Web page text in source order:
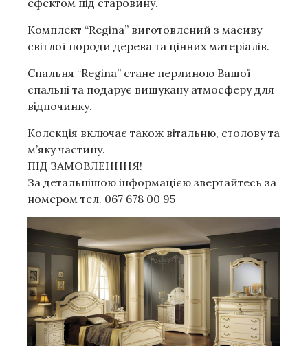
Комплект “Regina” виготовлений з масиву
світлої породи дерева та цінних матеріалів.
Спальня “Regina” стане перлиною Вашої
спальні та подарує вишукану атмосферу для
відпочинку.
Колекція включає також вітальню, столову та
м’яку частину.
ПІД ЗАМОВЛЕНННЯ!
За детальнішою інформацією звертайтесь за
номером тел. 067 678 00 95